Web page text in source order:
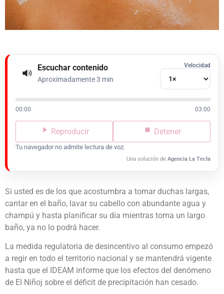
Escuchar contenido
Aproximadamente 3 min
Velocidad
00:00 03:00
Reproducir Detener
Tu navegador no admite lectura de voz.
Una solución de Agencia La Tecla
Si usted es de los que acostumbra a tomar duchas largas,
cantar en el baño, lavar su cabello con abundante agua y
champú y hasta planificar su día mientras toma un largo
baño, ya no lo podrá hacer.
La medida regulatoria de desincentivo al consumo empezó
a regir en todo el territorio nacional y se mantendrá vigente
hasta que el IDEAM informe que los efectos del denómeno
de El Niñoj sobre el déficit de precipitación han cesado.